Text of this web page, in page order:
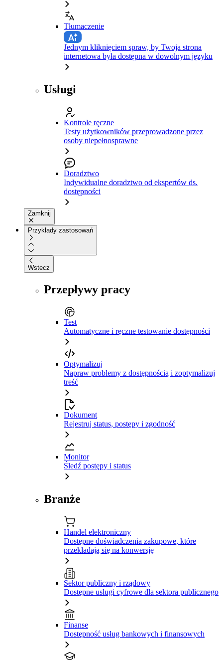
Tłumaczenie
Jednym kliknięciem spraw, by Twoja strona
internetowa była dostępna w dowolnym języku
Usługi
Kontrole ręczne
Testy użytkowników przeprowadzone przez
osoby niepełnosprawne
Doradztwo
Indywidualne doradztwo od ekspertów ds.
dostępności
Zamknij
Przykłady zastosowań
Wstecz
Przepływy pracy
Test
Automatyczne i ręczne testowanie dostępności
Optymalizuj
Napraw problemy z dostępnością i zoptymalizuj
treść
Dokument
Rejestruj status, postępy i zgodność
Monitor
Śledź postępy i status
Branże
Handel elektroniczny
Dostępne doświadczenia zakupowe, które
przekładają się na konwersję
Sektor publiczny i rządowy
Dostępne usługi cyfrowe dla sektora publicznego
Finanse
Dostępność usług bankowych i finansowych